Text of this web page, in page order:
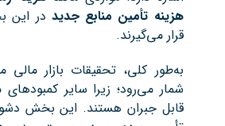
هزینه تأمین منابع جدید در این
قرار می‌گیرند.
به‌طور کلی، تحقیقات بازار مالی
شمار می‌رود؛ زیرا سایر
قابل جبران هستند. این بخش